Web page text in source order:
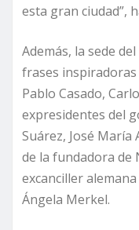
esta gran ciudad”,
Además, la sede
frases inspiradoras
Pablo Casado,
expresidentes del
Suárez, José María
de la fundadora de
excanciller
Ángela Merkel.